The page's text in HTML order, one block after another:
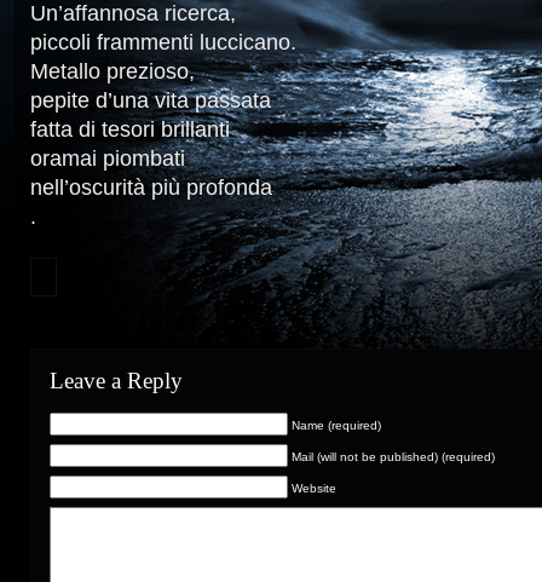
Un’affannosa ricerca,
piccoli frammenti luccicano.
Metallo prezioso,
pepite d’una vita passata
fatta di tesori brillanti
oramai piombati
nell’oscurità più profonda
.
Leave a Reply
Name (required)
Mail (will not be published) (required)
Website